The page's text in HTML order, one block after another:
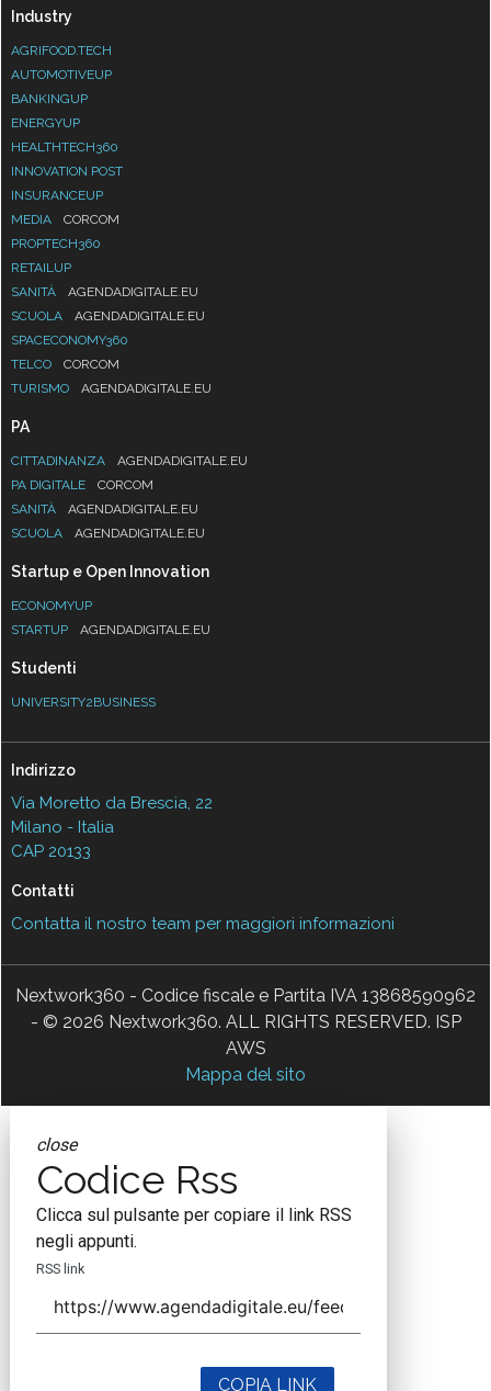
Industry
AGRIFOOD.TECH
AUTOMOTIVEUP
BANKINGUP
ENERGYUP
HEALTHTECH360
INNOVATION POST
INSURANCEUP
MEDIA
CORCOM
PROPTECH360
RETAILUP
SANITÀ
AGENDADIGITALE.EU
SCUOLA
AGENDADIGITALE.EU
SPACECONOMY360
TELCO
CORCOM
TURISMO
AGENDADIGITALE.EU
PA
CITTADINANZA
AGENDADIGITALE.EU
PA DIGITALE
CORCOM
SANITÀ
AGENDADIGITALE.EU
SCUOLA
AGENDADIGITALE.EU
Startup e Open Innovation
ECONOMYUP
STARTUP
AGENDADIGITALE.EU
Studenti
UNIVERSITY2BUSINESS
Indirizzo
Via Moretto da Brescia, 22
Milano - Italia
CAP 20133
Contatti
Contatta il nostro team per maggiori informazioni
Nextwork360 - Codice fiscale e Partita IVA 13868590962
- © 2026 Nextwork360. ALL RIGHTS RESERVED. ISP
AWS
Mappa del sito
close
Codice Rss
Clicca sul pulsante per copiare il link RSS
negli appunti.
RSS link
COPIA LINK